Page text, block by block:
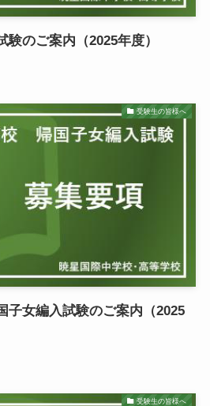
のご案内（2025年度）
受験生の皆様へ
子女編入試験のご案内（2025
受験生の皆様へ